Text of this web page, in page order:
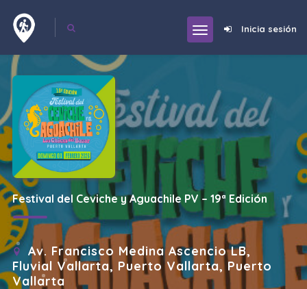
Inicia sesión
Festival del Ceviche y Aguachile PV – 19ª Edición
Av. Francisco Medina Ascencio LB,
Fluvial Vallarta, Puerto Vallarta, Puerto
Vallarta